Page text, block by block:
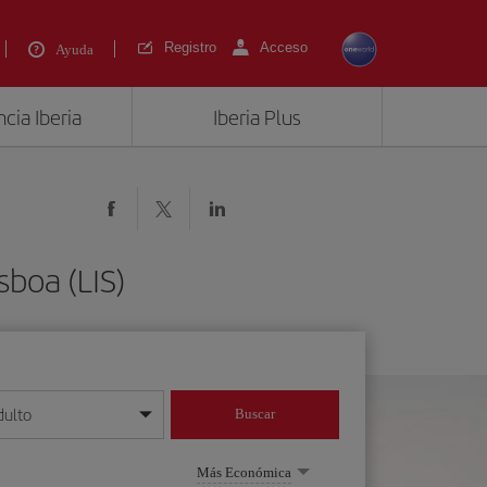
Ayuda Registro Acceso
Iberia Iberia Plus
(LIS)
mes/año
Buscar
Más Económica